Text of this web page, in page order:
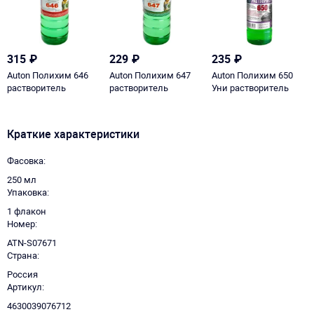
315 ₽
Auton Полихим 646
растворитель
229 ₽
Auton Полихим 647
растворитель
235 ₽
Auton Полихим 650
Уни растворитель
Краткие характеристики
Фасовка
250 мл
Упаковка
1 флакон
Номер
ATN-S07671
Страна
Россия
Артикул
4630039076712